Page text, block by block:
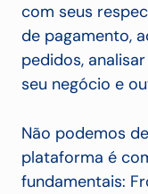
com seus
de pagamento,
pedidos,
seu negócio e
Não podemos
plataforma é
fundamentais: